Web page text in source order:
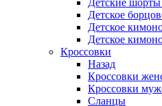
Детские
Детское
Детское
Детское
Кроссовки
Назад
Кроссовки
Кроссовки
Сланцы